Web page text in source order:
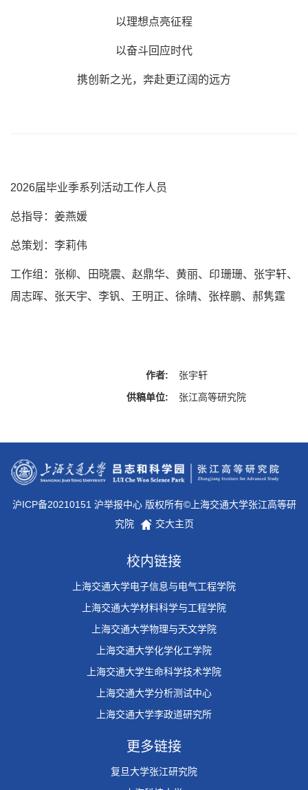
以理想点亮征程
以奋斗回应时代
携创新之光，奔赴更辽阔的远方
2026届毕业季系列活动工作人员
总指导：姜燕媛
总策划：李莉伟
工作组：张柳、田晓震、赵鼎华、黄丽、印珊珊、张宇轩、
周志晖、张天宇、李钒、王明正、徐晴、张梓鹏、郝隽霆
作者:
张宇轩
供稿单位:
张江高等研究院
沪ICP备20210151 沪举报中心 版权所有©上海交通大学张江高等研
究院
交大主页
校内链接
上海交通大学电子信息与电气工程学院
上海交通大学材料科学与工程学院
上海交通大学物理与天文学院
上海交通大学化学化工学院
上海交通大学生命科学技术学院
上海交通大学分析测试中心
上海交通大学李政道研究所
更多链接
复旦大学张江研究院